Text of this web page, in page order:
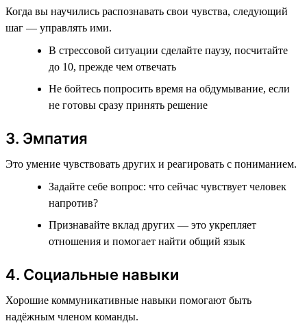
Когда вы научились распознавать свои чувства, следующий
шаг — управлять ими.
В стрессовой ситуации сделайте паузу, посчитайте
до 10, прежде чем отвечать
Не бойтесь попросить время на обдумывание, если
не готовы сразу принять решение
3. Эмпатия
Это умение чувствовать других и реагировать с пониманием.
Задайте себе вопрос: что сейчас чувствует человек
напротив?
Признавайте вклад других — это укрепляет
отношения и помогает найти общий язык
4. Социальные навыки
Хорошие коммуникативные навыки помогают быть
надёжным членом команды.